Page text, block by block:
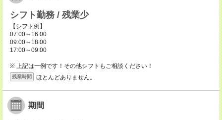
シフト勤務 / 残業少
【シフト例】
07:00～16:00
09:00～18:00
17:00～09:00
※ 上記は一例です！その他シフトもご相談ください！
残業時間 ほとんどありません。
期間